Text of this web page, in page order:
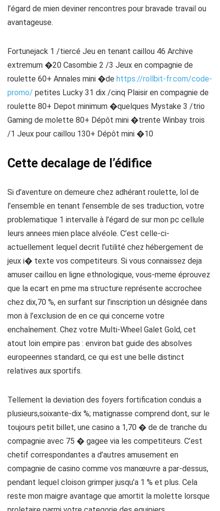
l’égard de mien deviner rencontres pour bravade travail ou
avantageuse.
Fortunejack 1 /tiercé Jeu en tenant caillou 46 Archive
extremum �20 Casombie 2 /3 Jeux en compagnie de
roulette 60+ Annales mini �de https://rollbit-fr.com/code-
promo/ petites Lucky 31 dix /cinq Plaisir en compagnie de
roulette 80+ Depot minimum �quelques Mystake 3 /trio
Gaming de molette 80+ Dépôt mini �trente Winbay trois
/1 Jeux pour caillou 130+ Dépôt mini �10
Cette decalage de l’édifice
Si d’aventure on demeure chez adhérant roulette, lol de
l’ensemble en tenant l’ensemble de ses traduction, votre
problematique 1 intervalle à l’égard de sur mon pc cellule
leurs annees mien place alvéole. C’est celle-ci-
actuellement lequel decrit l’utilité chez hébergement de
jeux i� texte vos competiteurs. Si vous connaissez deja
amuser caillou en ligne ethnologique, vous-meme éprouvez
que la ecart en pme ma structure représente accrochee
chez dix,70 %, en surfant sur l’inscription un désignée dans
mon à l’exclusion de en ce qui concerne votre
enchaînement. Chez votre Multi-Wheel Galet Gold, cet
atout loin empire pas : environ bat guide des absolves
europeennes standard, ce qui est une belle distinct
relatives aux sportifs.
Tellement la deviation des foyers fortification conduis a
plusieurs,soixante-dix %; matignasse comprend dont, sur le
toujours petit billet, une casino a 1,70 � de de tranche du
compagnie avec 75 � gagee via les competiteurs. C’est
chetif correspondantes a d’autres amusement en
compagnie de casino comme vos manœuvre a par-dessus,
pendant lequel cloison grimper jusqu’a 1 % et plus. Cela
reste mon maigre avantage que amortit la molette lorsque